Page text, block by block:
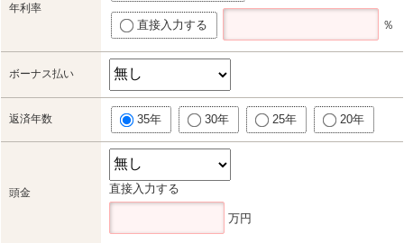
年利率
直接入力する ％
ボーナス払い
返済年数 35年 30年 25年 20年
頭金 直接入力する
万円